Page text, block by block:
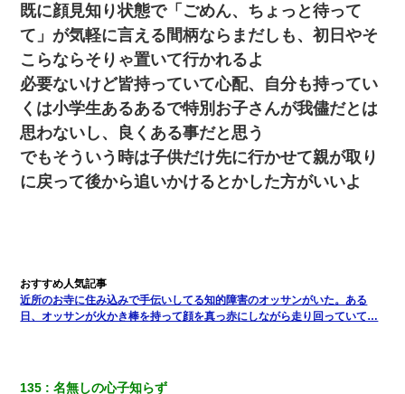
既に顔見知り状態で「ごめん、ちょっと待って
て」が気軽に言える間柄ならまだしも、初日やそ
こらならそりゃ置いて行かれるよ
必要ないけど皆持っていて心配、自分も持ってい
くは小学生あるあるで特別お子さんが我儘だとは
思わないし、良くある事だと思う
でもそういう時は子供だけ先に行かせて親が取り
に戻って後から追いかけるとかした方がいいよ
近所のお寺に住み込みで手伝いしてる知的障害のオッサンがいた。ある
日、オッサンが火かき棒を持って顔を真っ赤にしながら走り回っていて…
135 名無しの心子知らず